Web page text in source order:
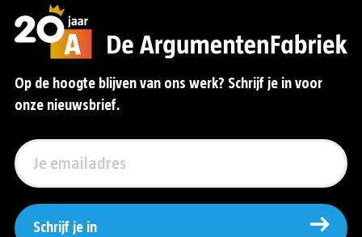
Op de hoogte blijven van ons werk? Schrijf je in voor
onze nieuwsbrief.
Schrijf je in